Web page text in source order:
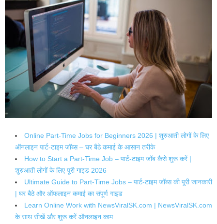
Online Part-Time Jobs for Beginners 2026 | शुरुआती लोगों के लिए
ऑनलाइन पार्ट-टाइम जॉब्स – घर बैठे कमाई के आसान तरीके
How to Start a Part-Time Job – पार्ट-टाइम जॉब कैसे शुरू करें |
शुरुआती लोगों के लिए पूरी गाइड 2026
Ultimate Guide to Part-Time Jobs – पार्ट-टाइम जॉब्स की पूरी जानकारी
| घर बैठे और ऑफलाइन कमाई का संपूर्ण गाइड
Learn Online Work with NewsViralSK.com | NewsViralSK.com
के साथ सीखें और शुरू करें ऑनलाइन काम